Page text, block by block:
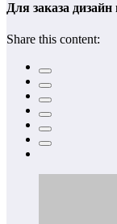
Для заказа дизайн
Share this content: